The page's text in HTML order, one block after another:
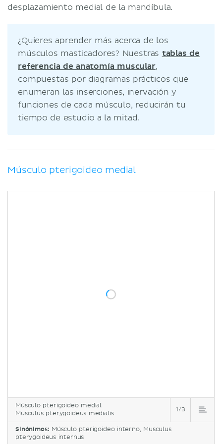
desplazamiento medial de la mandíbula.
¿Quieres aprender más acerca de los
músculos masticadores? Nuestras tablas de
referencia de anatomía muscular,
compuestas por diagramas prácticos que
enumeran las inserciones, inervación y
funciones de cada músculo, reducirán tu
tiempo de estudio a la mitad.
Músculo pterigoideo medial
Músculo pterigoideo medial
Musculus pterygoideus medialis
1/3
Sinónimos: Músculo pterigoideo interno, Musculus
pterygoideus internus